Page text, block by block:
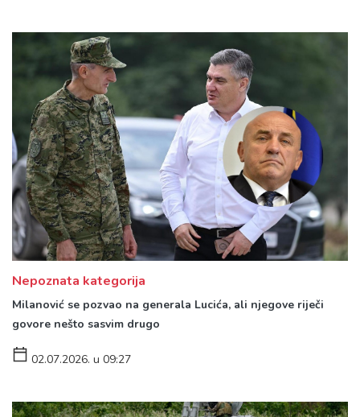
Nepoznata kategorija
Milanović se pozvao na generala Lucića, ali njegove riječi
govore nešto sasvim drugo
02.07.2026. u 09:27